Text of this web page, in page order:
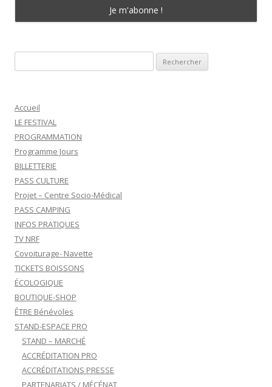
Accueil
LE FESTIVAL
PROGRAMMATION
Programme Jours
BILLETTERIE
PASS CULTURE
Projet – Centre Socio-Médical
PASS CAMPING
INFOS PRATIQUES
TV NRF
Covoiturage- Navette
TICKETS BOISSONS
ÉCOLOGIQUE
BOUTIQUE-SHOP
ÊTRE Bénévoles
STAND-ESPACE PRO
STAND – MARCHÉ
ACCRÉDITATION PRO
ACCRÉDITATIONS PRESSE
PARTENARIATS / MÉCÉNAT